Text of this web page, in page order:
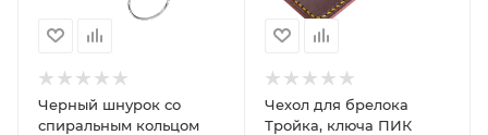
Черный шнурок со
спиральным кольцом
Чехол для брелока
Тройка, ключа ПИК